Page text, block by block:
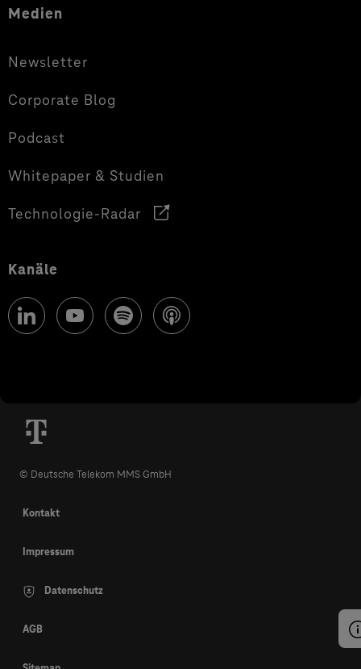
Medien
Newsletter
Corporate Blog
Podcast
Whitepaper & Studien
Technologie-Radar
Kanäle
© Deutsche Telekom MMS GmbH
Kontakt
Impressum
Datenschutz
AGB